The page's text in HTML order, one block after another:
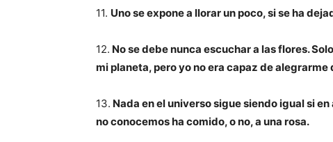
11. Uno se expone a llorar un poco, si se ha
12. No se debe nunca escuchar a las flores.
mi planeta, pero yo no era capaz de alegrarme
13. Nada en el universo sigue siendo igual si
no conocemos ha comido, o no, a una rosa.